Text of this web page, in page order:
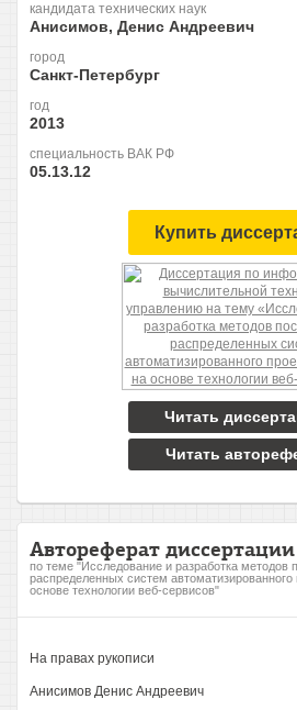
кандидата технических наук
Анисимов, Денис Андреевич
город
Санкт-Петербург
год
2013
специальность ВАК РФ
05.13.12
Купить
Читать
Читать
Автореферат диссертации
по теме "Исследование и разработка методов
распределенных систем автоматизированного
основе технологии веб-сервисов"
На правах рукописи
Анисимов Денис Андреевич